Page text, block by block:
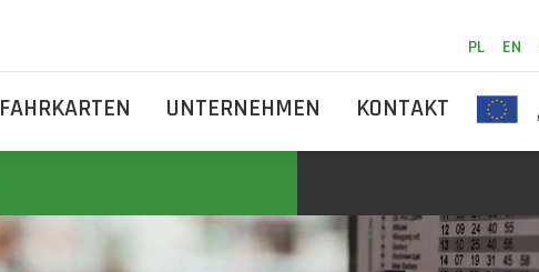
PL EN
FAHRKARTEN UNTERNEHMEN KONTAKT